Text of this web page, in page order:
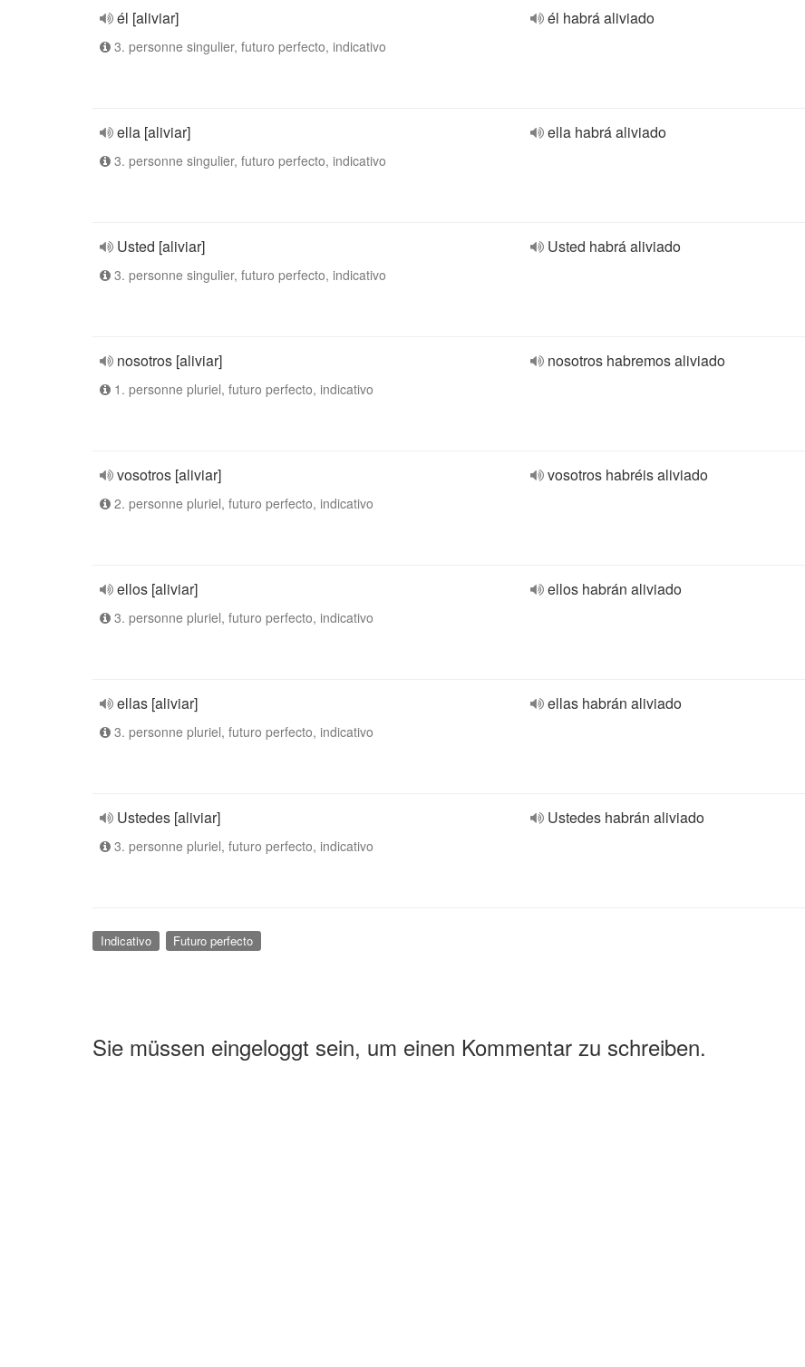
él [aliviar]
3. personne singulier, futuro perfecto, indicativo
él habrá aliviado
ella [aliviar]
3. personne singulier, futuro perfecto, indicativo
ella habrá aliviado
Usted [aliviar]
3. personne singulier, futuro perfecto, indicativo
Usted habrá aliviado
nosotros [aliviar]
1. personne pluriel, futuro perfecto, indicativo
nosotros habremos aliviado
vosotros [aliviar]
2. personne pluriel, futuro perfecto, indicativo
vosotros habréis aliviado
ellos [aliviar]
3. personne pluriel, futuro perfecto, indicativo
ellos habrán aliviado
ellas [aliviar]
3. personne pluriel, futuro perfecto, indicativo
ellas habrán aliviado
Ustedes [aliviar]
3. personne pluriel, futuro perfecto, indicativo
Ustedes habrán aliviado
Indicativo Futuro perfecto
Sie müssen eingeloggt sein, um einen Kommentar zu schreiben.